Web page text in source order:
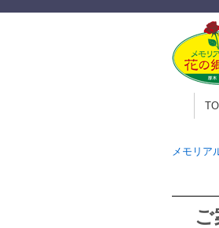
メモリア
ご